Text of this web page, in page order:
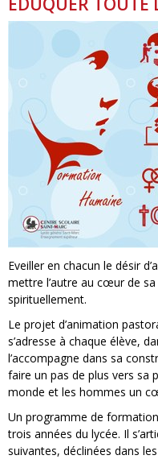
Eveiller en chacun le désir
mettre l’autre au cœur de
spirituellement.
Le projet d’animation
s’adresse à chaque élève,
l’accompagne dans sa
faire un pas de plus vers sa
monde et les hommes un
Un programme de
trois années du lycée. Il
suivantes, déclinées dans